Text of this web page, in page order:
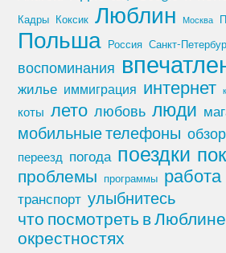
Кадры Коксик Люблин Москва
Польша Россия Санкт-
воспоминания
жилье иммиграция интернет
коты лето любовь люди
мобильные телефоны
переезд погода поездки
проблемы программы работа
транспорт улыбнитесь
что посмотреть в
окрестностях